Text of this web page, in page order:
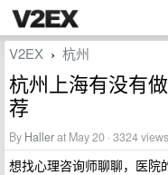
V2EX › 杭州
杭州上海有没有
荐
By Hallerat May 20 · 3324 views
想找心理咨询师聊聊，医院